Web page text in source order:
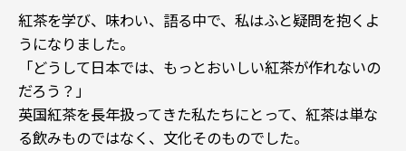
紅茶を学び、味わい、語る中で、私はふと疑問を抱くよ
うになりました。
「どうして日本では、もっとおいしい紅茶が作れないの
だろう？」
英国紅茶を長年扱ってきた私たちにとって、紅茶は単な
る飲みものではなく、文化そのものでした。